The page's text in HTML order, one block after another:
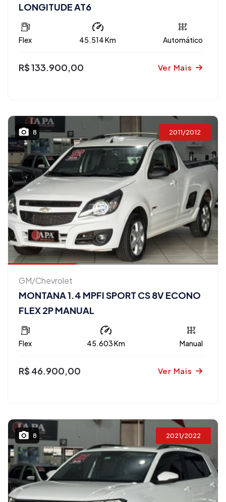
LONGITUDE AT6
Flex 45.514 Km Automático
R$ 133.900,00 Ver Mais
8 2011/2012
GM/Chevrolet
MONTANA 1.4 MPFI SPORT CS 8V ECONO
FLEX 2P MANUAL
Flex 45.603 Km Manual
R$ 46.900,00 Ver Mais
8 2021/2022